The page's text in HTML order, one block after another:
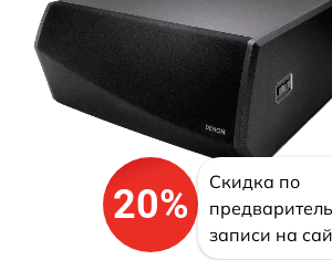
20%
Скидка по
записи на